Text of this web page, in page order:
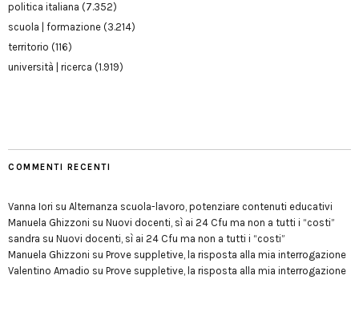
politica italiana (7.352)
scuola | formazione (3.214)
territorio (116)
università | ricerca (1.919)
COMMENTI RECENTI
Vanna Iori su Alternanza scuola-lavoro, potenziare contenuti educativi
Manuela Ghizzoni su Nuovi docenti, sì ai 24 Cfu ma non a tutti i “costi”
sandra su Nuovi docenti, sì ai 24 Cfu ma non a tutti i “costi”
Manuela Ghizzoni su Prove suppletive, la risposta alla mia interrogazione
Valentino Amadio su Prove suppletive, la risposta alla mia interrogazione